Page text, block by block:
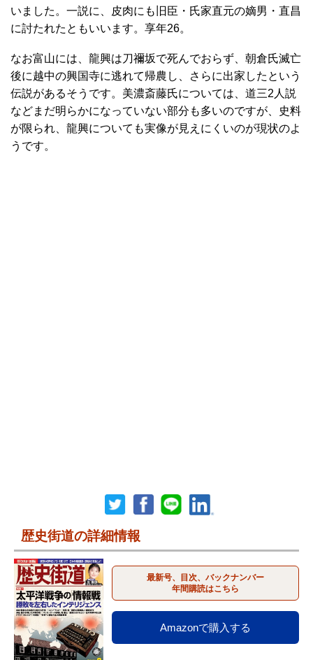
いました。一説に、皮肉にも旧臣・氏家直元の嫡男・直昌
に討たれたともいいます。享年26。
なお富山には、龍興は刀禰坂で死んでおらず、朝倉氏滅亡
後に越中の興国寺に逃れて帰農し、さらに出家したという
伝説があるそうです。美濃斎藤氏については、道三2人説
などまだ明らかになっていない部分も多いのですが、史料
が限られ、龍興についても実像が見えにくいのが現状のよ
うです。
歴史街道の詳細情報
最新号、目次、バックナンバー
年間購読はこちら
Amazonで購入する